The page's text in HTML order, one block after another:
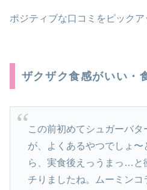
ポジティブな口コミをピック
ザクザク食感がいい・
この前初めてシュガーバ
が、よくあるやつでしょ
ら、実食後えっうまっ…と
チりましたね。ムーミン